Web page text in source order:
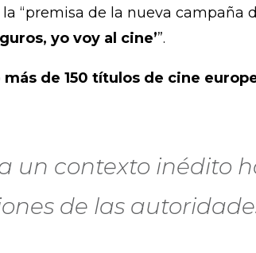
“premisa de la nueva campaña
yo voy al cine’”.
más de 150 títulos de cine
un contexto inédito
de las